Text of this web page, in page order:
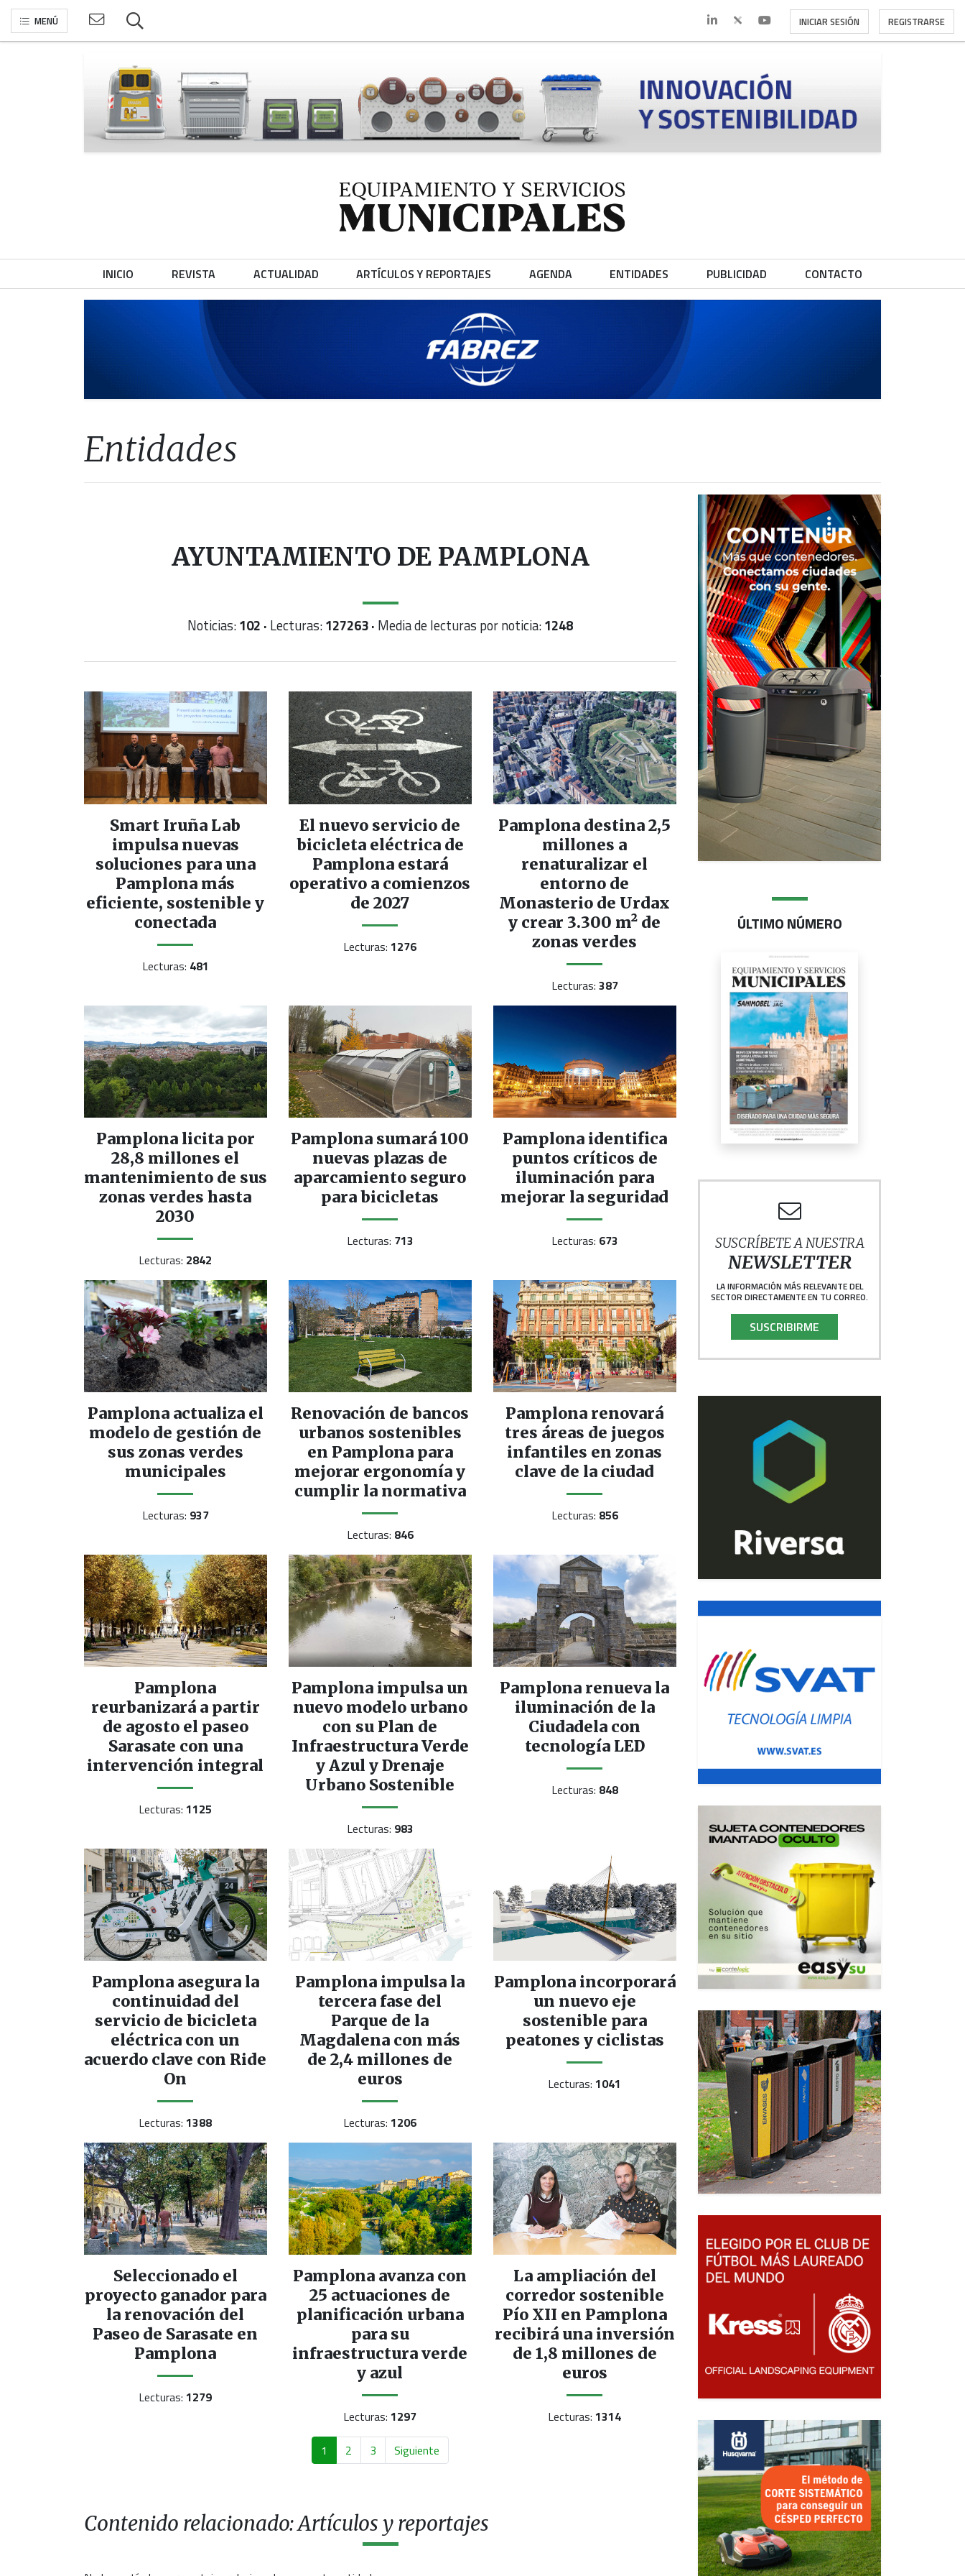
MENÚ INICIAR SESIÓN REGISTRARSE
INICIO REVISTA ACTUALIDAD ARTÍCULOS Y REPORTAJES AGENDA ENTIDADES PUBLICIDAD CONTACTO
Entidades
AYUNTAMIENTO DE PAMPLONA
Noticias:102 · Lecturas:127263 · Media de lecturas por noticia:1248
Smart Iruña Lab
impulsa nuevas
soluciones para una
Pamplona más
eficiente, sostenible y
conectada
Lecturas: 481
El nuevo servicio de
bicicleta eléctrica de
Pamplona estará
operativo a comienzos
de 2027
Lecturas:1276
Pamplona destina 2,5
millones a
renaturalizar el
entorno de
Monasterio de Urdax
y crear 3.300 m² de
zonas verdes
Lecturas: 387
Pamplona licita por
28,8 millones el
mantenimiento de sus
zonas verdes hasta
2030
Lecturas: 2842
Pamplona sumará 100
nuevas plazas de
aparcamiento seguro
para bicicletas
Lecturas: 713
Pamplona identifica
puntos críticos de
iluminación para
mejorar la seguridad
Lecturas: 673
Pamplona actualiza el
modelo de gestión de
sus zonas verdes
municipales
Lecturas: 937
Renovación de bancos
urbanos sostenibles
en Pamplona para
mejorar ergonomía y
cumplir la normativa
Lecturas: 846
Pamplona renovará
tres áreas de juegos
infantiles en zonas
clave de la ciudad
Lecturas: 856
Pamplona
reurbanizará a partir
de agosto el paseo
Sarasate con una
intervención integral
Lecturas:1125
Pamplona impulsa un
nuevo modelo urbano
con su Plan de
Infraestructura Verde
y Azul y Drenaje
Urbano Sostenible
Lecturas: 983
Pamplona renueva la
iluminación de la
Ciudadela con
tecnología LED
Lecturas: 848
Pamplona asegura la
continuidad del
servicio de bicicleta
eléctrica con un
acuerdo clave con Ride
On
Lecturas:1388
Pamplona impulsa la
tercera fase del
Parque de la
Magdalena con más
de 2,4 millones de
euros
Lecturas:1206
Pamplona incorporará
un nuevo eje
sostenible para
peatones y ciclistas
Lecturas:1041
Seleccionado el
proyecto ganador para
la renovación del
Paseo de Sarasate en
Pamplona
Lecturas:1279
Pamplona avanza con
25 actuaciones de
planificación urbana
para su
infraestructura verde
y azul
Lecturas:1297
La ampliación del
corredor sostenible
Pío XII en Pamplona
recibirá una inversión
de 1,8 millones de
euros
Lecturas:1314
1
2 3 Siguiente
Contenido relacionado: Artículos y reportajes
ÚLTIMO NÚMERO
SUSCRÍBETE A NUESTRA
NEWSLETTER
LA INFORMACIÓN MÁS RELEVANTE DEL
SECTOR DIRECTAMENTE EN TU CORREO.
SUSCRIBIRME